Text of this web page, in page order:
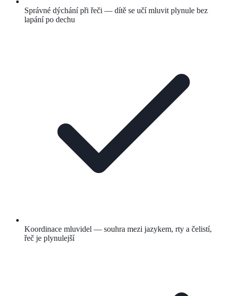
Správné dýchání při řeči — dítě se učí mluvit plynule bez
lapání po dechu
Koordinace mluvidel — souhra mezi jazykem, rty a čelistí,
řeč je plynulejší